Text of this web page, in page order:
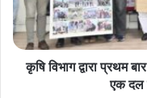
के
प्रथम
गांव
माणाकृषि विभाग द्वारा प्रथम
एक दल